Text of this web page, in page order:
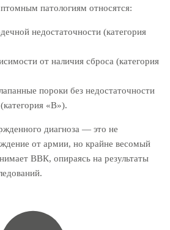
патологиям относятся:
недостаточности (категория
от наличия сброса (категория
пороки без недостаточности
«В»).
диагноза — это не
от армии, но крайне весомый
ВВК, опираясь на результаты